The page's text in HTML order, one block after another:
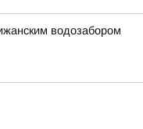
водозабором